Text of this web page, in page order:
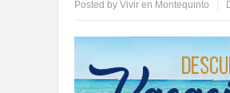
Posted by Vivir en Montequinto